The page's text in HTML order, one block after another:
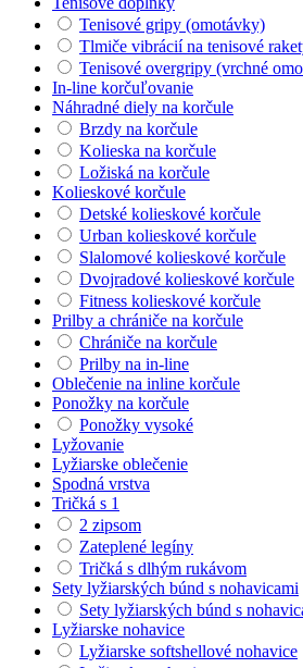
Tenisové gripy (omotávky)
Tlmiče vibrácií na tenisové
Tenisové overgripy (vrchné
In-line korčuľovanie
Náhradné diely na korčule
Brzdy na korčule
Kolieska na korčule
Ložiská na korčule
Kolieskové korčule
Detské kolieskové korčule
Urban kolieskové korčule
Slalomové kolieskové korčule
Dvojradové kolieskové korčule
Fitness kolieskové korčule
Prilby a chrániče na korčule
Chrániče na korčule
Prilby na in-line
Oblečenie na inline korčule
Ponožky na korčule
Ponožky vysoké
Lyžovanie
Lyžiarske oblečenie
Spodná vrstva
Tričká s 1
2 zipsom
Zateplené legíny
Tričká s dlhým rukávom
Sety lyžiarských búnd s nohavicami
Sety lyžiarských búnd s
Lyžiarske nohavice
Lyžiarske softshellové nohavice